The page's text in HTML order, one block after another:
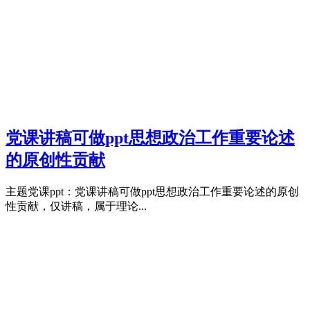
党课讲稿可做ppt思想政治工作重要论述
的原创性贡献
主题党课ppt：党课讲稿可做ppt思想政治工作重要论述的原创
性贡献，仅讲稿，属于理论...